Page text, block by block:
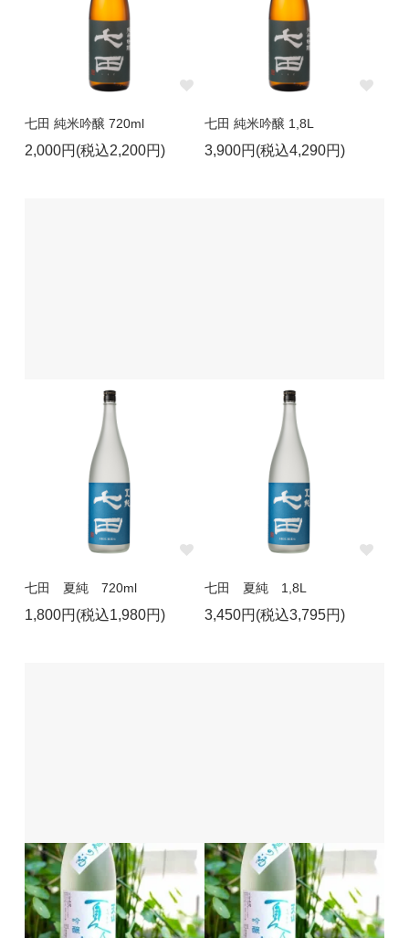
七田 純米吟醸 720ml
2,000円(税込2,200円)
七田 純米吟醸 1,8L
3,900円(税込4,290円)
七田 夏純 720ml
1,800円(税込1,980円)
七田 夏純 1,8L
3,450円(税込3,795円)